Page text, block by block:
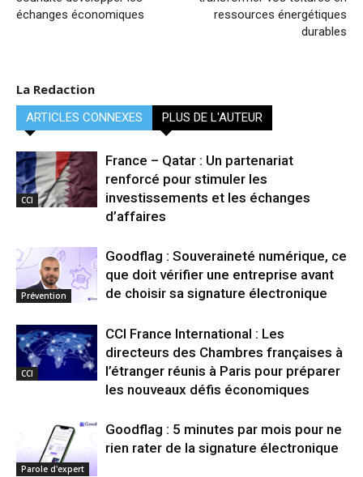
échanges économiques
ressources énergétiques
durables
La Redaction
ARTICLES CONNEXES PLUS DE L'AUTEUR
CCI
France – Qatar : Un partenariat
renforcé pour stimuler les
investissements et les échanges
d’affaires
Prévention
Goodflag : Souveraineté numérique, ce
que doit vérifier une entreprise avant
de choisir sa signature électronique
CCI
CCI France International : Les
directeurs des Chambres françaises à
l’étranger réunis à Paris pour préparer
les nouveaux défis économiques
Parole d'expert
Goodflag : 5 minutes par mois pour ne
rien rater de la signature électronique